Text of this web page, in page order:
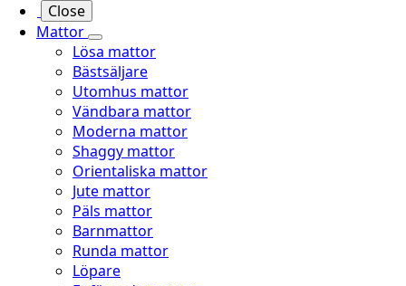
Close
Mattor
Lösa mattor
Bästsäljare
Utomhus mattor
Vändbara mattor
Moderna mattor
Shaggy mattor
Orientaliska mattor
Jute mattor
Päls mattor
Barnmattor
Runda mattor
Löpare